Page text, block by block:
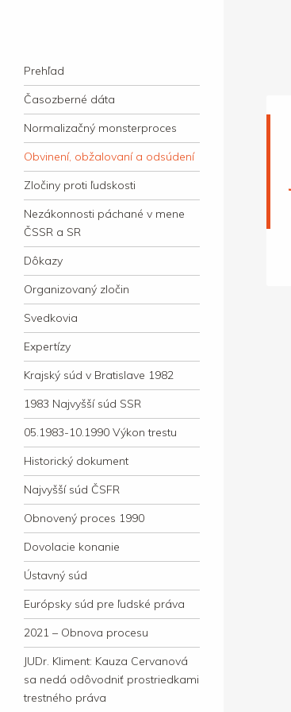
súdny proces v dejnách slovenskej justície
Navigation
Skip to content
Prehľad
Časozberné dáta
Normalizačný monsterproces
Obvinení, obžalovaní a odsúdení
Zločiny proti ľudskosti
Nezákonnosti páchané v mene
ČSSR a SR
Dôkazy
Organizovaný zločin
Svedkovia
Expertízy
Krajský súd v Bratislave 1982
1983 Najvyšší súd SSR
05.1983-10.1990 Výkon trestu
Historický dokument
Najvyšší súd ČSFR
Obnovený proces 1990
Dovolacie konanie
Ústavný súd
Európsky súd pre ľudské práva
2021 – Obnova procesu
JUDr. Kliment: Kauza Cervanová
sa nedá odôvodniť prostriedkami
trestného práva